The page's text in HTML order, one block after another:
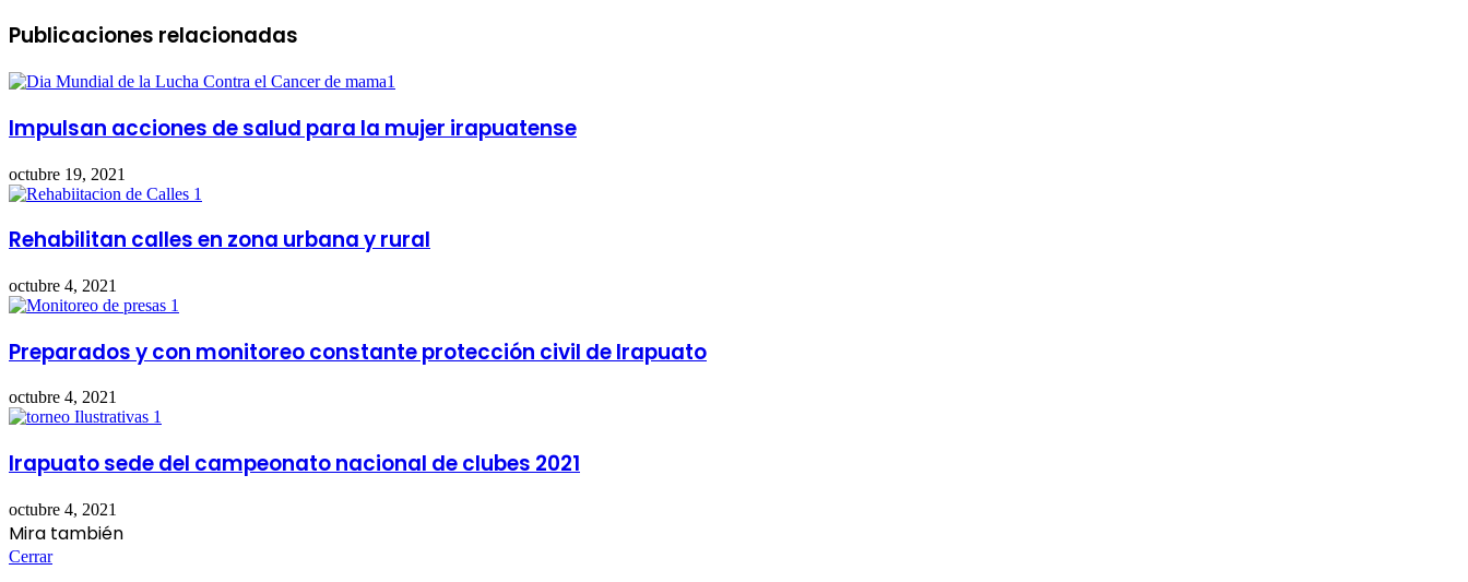
Publicaciones relacionadas
Impulsan acciones de salud para la mujer irapuatense
octubre 19, 2021
Rehabilitan calles en zona urbana y rural
octubre 4, 2021
Preparados y con monitoreo constante protección civil de Irapuato
octubre 4, 2021
Irapuato sede del campeonato nacional de clubes 2021
octubre 4, 2021
Mira también
Cerrar